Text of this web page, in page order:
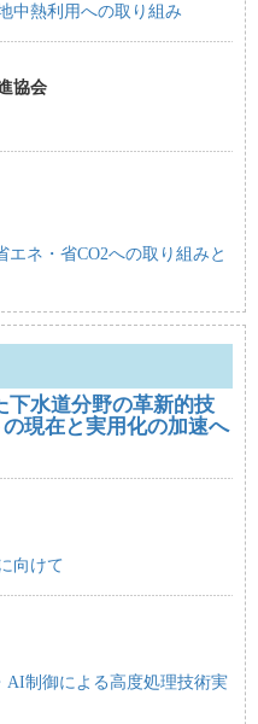
中熱利用への取り組み
協会
ネ・省CO2への取り組みと
下水道分野の革新的技
現在と実用化の加速へ
向けて
AI制御による高度処理技術実